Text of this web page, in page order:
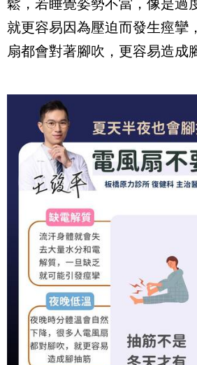
鬆，若睡覺姿勢不當，像是過
就更容易因為壓迫而發生痙攣
扇都會對著腳吹，更容易造成